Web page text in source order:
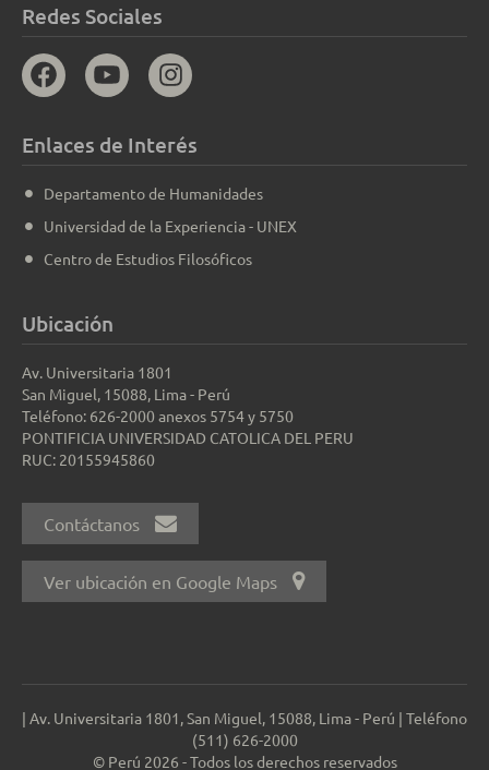
Redes Sociales
Enlaces de Interés
Departamento de Humanidades
Universidad de la Experiencia - UNEX
Centro de Estudios Filosóficos
Ubicación
Av. Universitaria 1801
San Miguel, 15088, Lima - Perú
Teléfono: 626-2000 anexos 5754 y 5750
PONTIFICIA UNIVERSIDAD CATOLICA DEL PERU
RUC: 20155945860
Contáctanos
Ver ubicación en Google Maps
| Av. Universitaria 1801, San Miguel, 15088, Lima - Perú | Teléfono
(511) 626-2000
© Perú 2026 - Todos los derechos reservados